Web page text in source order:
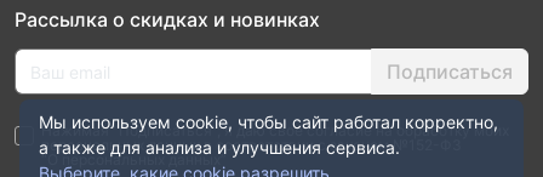
Рассылка о скидках и новинках
Подписаться
Нажимая “Подписаться”, я даю свое согласие на обработку моих
персональных данных в соответствии с законом №152-ФЗ
“О персональных данных”
Мы используем cookie, чтобы сайт работал корректно,
а также для анализа и улучшения сервиса.
Выберите, какие cookie разрешить